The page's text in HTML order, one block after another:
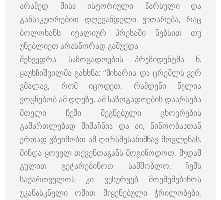
არამედ მისი ისტორიული წარსული და
განსაკუთრებით დღევანდელი ვითარება, რაც
ბოლოხანს იტალიურ პრესაში ნებსით თუ
უნებლიეთ არასწორად გაშუქდა.
შეხვედრა საზოგადოების პრეზიდენტმა ნ.
ყაუხჩიშვილმა გახსნა: “მიხარია და ცრემლს ვერ
ვმალავ, რომ იცოდეთ, რამდენი წელია
ვოცნებობ ამ დღეზე, ამ საზოგადოების დაარსება
მთელი ჩემი შეგნებული ცხოვრების
გამართლებად მიმაჩნია და აი, ნინოობასთან
ერთად ვზეიმობთ ამ ღირსშესანიშნავ მოვლენას.
მინდა ყოველ თქვენთაგანს მოგიწოდოთ, მუდამ
გულით გეტარებინოთ სამშობლო, ჩემს
საქართველოს კი ვუსურვებ მოეშუშებინოს
უკანასკნელი ომით მიყენებული ჭრილობები,